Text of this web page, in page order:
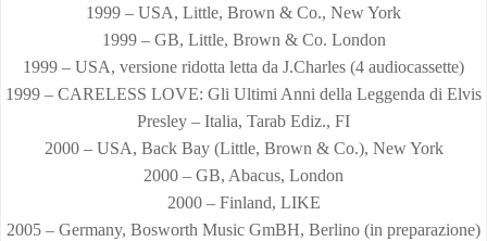
1999 – USA, Little, Brown & Co., New York
1999 – GB, Little, Brown & Co. London
1999 – USA, versione ridotta letta da J.Charles (4 audiocassette)
1999 – CARELESS LOVE: Gli Ultimi Anni della Leggenda di Elvis
Presley – Italia, Tarab Ediz., FI
2000 – USA, Back Bay (Little, Brown & Co.), New York
2000 – GB, Abacus, London
2000 – Finland, LIKE
2005 – Germany, Bosworth Music GmBH, Berlino (in preparazione)